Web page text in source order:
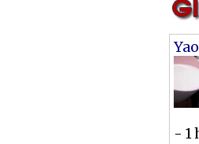
- 1